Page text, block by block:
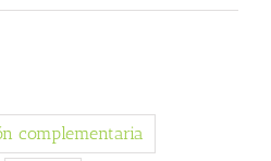
complementaria